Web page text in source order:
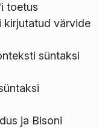
toetus
kirjutatud värvide
süntaksi
ja Bisoni